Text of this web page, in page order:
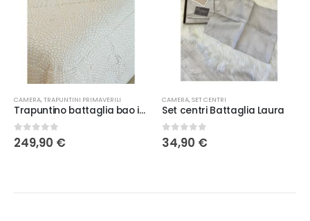
Questo prodotto ha più varianti. Le opzioni possono essere scelte nella pagina del prodotto
CAMERA,TRAPUNTINI PRIMAVERILI
Trapuntino battaglia bao in 3 varianti
0 Su 5
249,90 €
CAMERA,SET CENTRI
Set centri Battaglia Laura
0Su 5
34,90 €